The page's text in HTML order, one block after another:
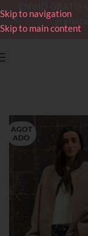
Skip to navigation
Skip to main content
AGOT
ADO